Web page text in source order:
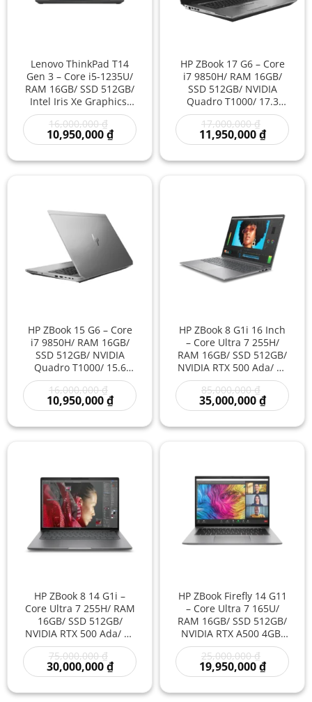
Lenovo ThinkPad T14
Gen 3 – Core i5-1235U/
RAM 16GB/ SSD 512GB/
Intel Iris Xe Graphics/
14 inch – Laptop Doanh
Nhân Đa Nhiệm Mạnh
Gọn Nhẹ Giá Rẻ
16,000,000₫
gốc
là:
16,000,000 ₫.
10,950,000₫Giá
hiện
là:
HP ZBook 17 G6 – Core
i7 9850H/ RAM 16GB/
SSD 512GB/ NVIDIA
Quadro T1000/ 17.3
inch – Laptop
Workstation Đồ Họa Kỹ
Thuật Màn Hình Lớn
17,000,000₫
gốc
là:
11,950,000₫Giá
hiện
là:
HP ZBook 15 G6 – Core
i7 9850H/ RAM 16GB/
SSD 512GB/ NVIDIA
Quadro T1000/ 15.6
inch – Laptop
Workstation Đồ Họa Kỹ
Thuật Hiệu Năng Cao
16,000,000₫
gốc
là:
16,000,000 ₫.
10,950,000₫Giá
hiện
là:
HP ZBook 8 G1i 16 Inch
– Core Ultra 7 255H/
RAM 16GB/ SSD 512GB/
NVIDIA RTX 500 Ada/ 16
inch – Laptop
Workstation AI Đồ Họa
Kỹ Thuật Hiệu Năng Cao
85,000,000₫
gốc
là:
35,000,000₫Giá
hiện
là:
HP ZBook 8 14 G1i –
Core Ultra 7 255H/ RAM
16GB/ SSD 512GB/
NVIDIA RTX 500 Ada/ 14
inch – Laptop
Workstation AI Mỏng
Nhẹ Đồ Họa Kỹ Thuật
75,000,000₫
gốc
là:
75,000,000 ₫.
30,000,000₫Giá
hiện
là:
HP ZBook Firefly 14 G11
– Core Ultra 7 165U/
RAM 16GB/ SSD 512GB/
NVIDIA RTX A500 4GB/
14 inch – Laptop
Workstation AI Mỏng
Nhẹ Đồ Họa Kỹ Thuật
25,000,000₫
gốc
là:
19,950,000₫Giá
hiện
là: